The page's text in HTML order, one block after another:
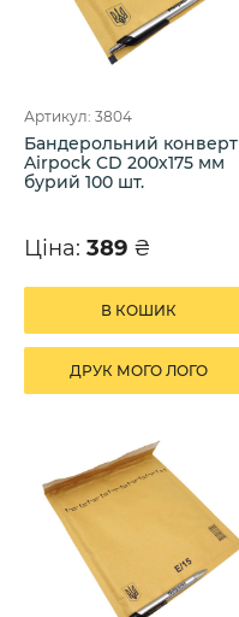
Артикул: 3804
Бандерольний конверт
Airpock CD 200х175 мм
бурий 100 шт.
Ціна: 389 ₴
В КОШИК
ДРУК МОГО ЛОГО